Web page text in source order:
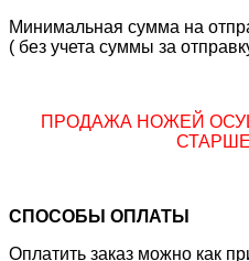
Минимальная сумма на
( без учета суммы за
ПРОДАЖА НОЖЕЙ
СТАРШЕ
СПОСОБЫ ОПЛАТЫ
Оплатить заказ можно как